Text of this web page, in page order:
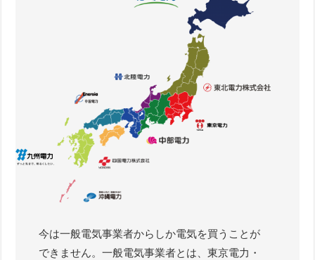
今は一般電気事業者からしか電気を買うことが
できません。一般電気事業者とは、東京電力・